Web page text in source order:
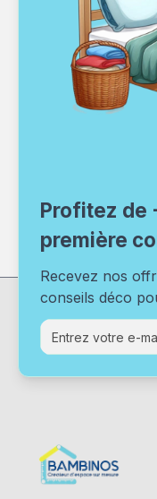
Profitez de
première
Recevez nos
conseils déco